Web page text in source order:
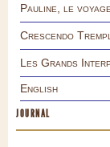
Pauline, le
Crescendo
Les Grands
English
JOURNAL